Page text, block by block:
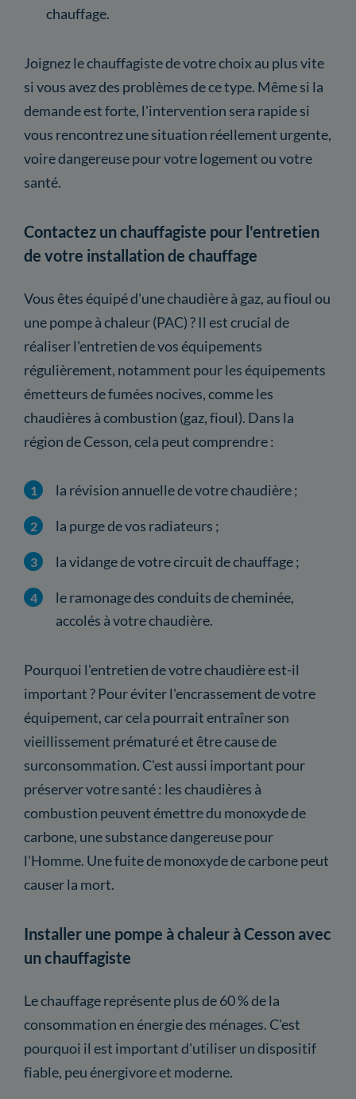
chauffage.
Joignez le chauffagiste de votre choix au plus vite
si vous avez des problèmes de ce type. Même si la
demande est forte, l'intervention sera rapide si
vous rencontrez une situation réellement urgente,
voire dangereuse pour votre logement ou votre
santé.
Contactez un chauffagiste pour l'entretien
de votre installation de chauffage
Vous êtes équipé d'une chaudière à gaz, au fioul ou
une pompe à chaleur (PAC) ? Il est crucial de
réaliser l'entretien de vos équipements
régulièrement, notamment pour les équipements
émetteurs de fumées nocives, comme les
chaudières à combustion (gaz, fioul). Dans la
région de Cesson, cela peut comprendre :
la révision annuelle de votre chaudière ;
la purge de vos radiateurs ;
la vidange de votre circuit de chauffage ;
le ramonage des conduits de cheminée,
accolés à votre chaudière.
Pourquoi l'entretien de votre chaudière est-il
important ? Pour éviter l'encrassement de votre
équipement, car cela pourrait entraîner son
vieillissement prématuré et être cause de
surconsommation. C'est aussi important pour
préserver votre santé : les chaudières à
combustion peuvent émettre du monoxyde de
carbone, une substance dangereuse pour
l'Homme. Une fuite de monoxyde de carbone peut
causer la mort.
Installer une pompe à chaleur à Cesson avec
un chauffagiste
Le chauffage représente plus de 60 % de la
consommation en énergie des ménages. C'est
pourquoi il est important d'utiliser un dispositif
fiable, peu énergivore et moderne.